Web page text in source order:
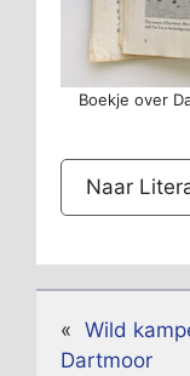
Boekje over
Naar
« Wild
Dartmoor